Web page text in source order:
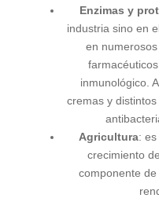
Enzimas y
industria sino en
en
inmunológico.
cremas y
Agricultura: es
crecimiento
componente